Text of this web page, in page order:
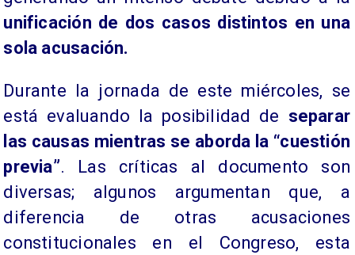
unificación de dos casos distintos en una
sola acusación.
Durante la jornada de este miércoles, se
está evaluando la posibilidad de separar
las causas mientras se aborda la “cuestión
previa”. Las críticas al documento son
diversas; algunos argumentan que, a
diferencia de otras acusaciones
constitucionales en el Congreso, esta